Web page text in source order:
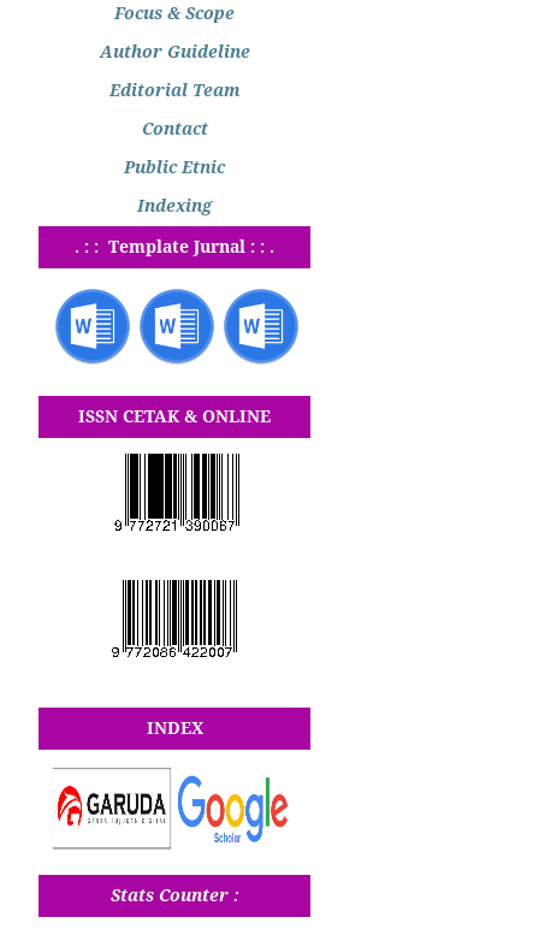
Focus & Scope
Author Guideline
Editorial Team
Contact
Public Etnic
Indexing
. : : Template Jurnal : : .
ISSN CETAK & ONLINE
INDEX
Stats Counter :